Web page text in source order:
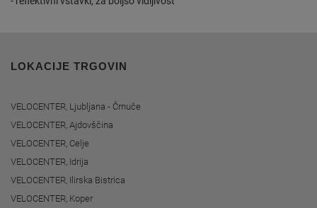
LOKACIJE TRGOVIN
VELOCENTER, Ljubljana - Črnuče
VELOCENTER, Ajdovščina
VELOCENTER, Celje
VELOCENTER, Idrija
VELOCENTER, Ilirska Bistrica
VELOCENTER, Koper